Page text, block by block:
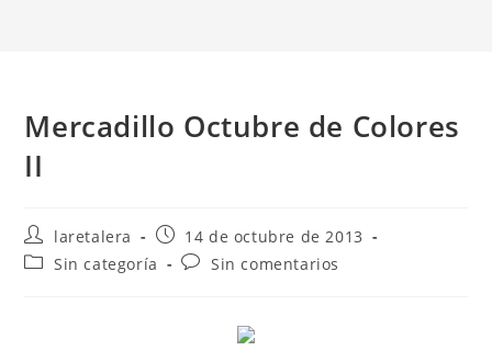
Mercadillo Octubre de Colores
II
Autor
de
la
laretalera
Publicación
la
14 de octubre de 2013
Categoría
Sin categoría
Comentarios
entrada:
Sin comentarios